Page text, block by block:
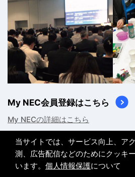
My NEC会員登録はこちら
My NECの詳細はこちら
当サイトでは、サービス向上、ア
測、広告配信などのためにクッキ
います。 個人情報保護について